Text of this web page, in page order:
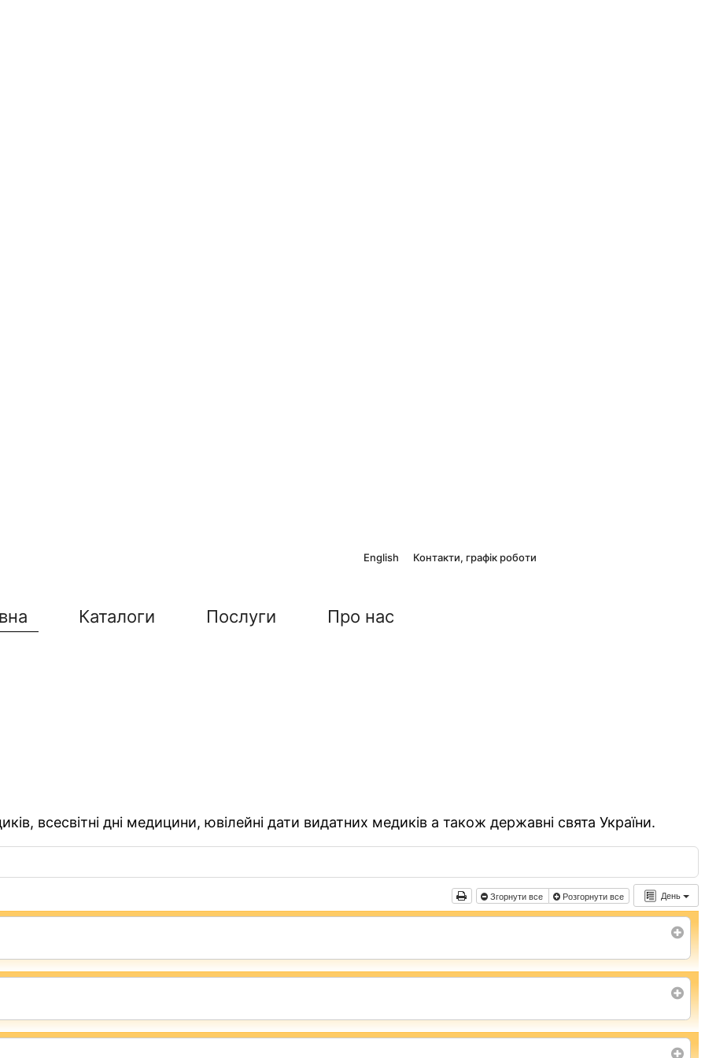
English Контакти, графік роботи
Каталоги Послуги Про нас
всесвітні дні медицини, ювілейні дати видатних медиків а також державні свята України.
День
Згорнути все Розгорнути все